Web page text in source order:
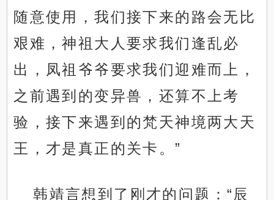
随意使用，我们接下来的路会无比
艰难，神祖大人要求我们逢乱必
出，凤祖爷爷要求我们迎难而上，
之前遇到的变异兽，还算不上考
验，接下来遇到的梵天神境两大天
王，才是真正的关卡。”
韩靖言想到了刚才的问题：“辰